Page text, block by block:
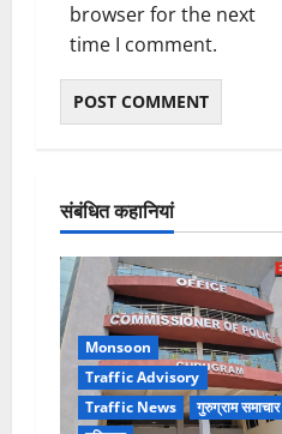
browser for the next
time I comment.
संबंधित कहानियां
Monsoon
Traffic Advisory
Traffic News
गुरुग्राम समाचार